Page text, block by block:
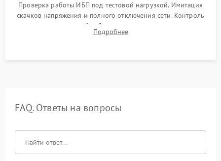
Проверка работы ИБП под тестовой нагрузкой. Имитация
скачков напряжения и полного отключения сети. Контроль
времени автономной работы, температурного режима и
корректности формы выходного сигнала.
Подробнее
FAQ. Ответы на вопросы